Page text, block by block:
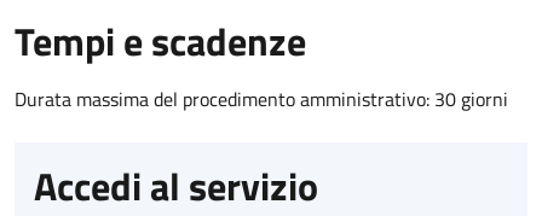
Tempi e scadenze
Durata massima del procedimento amministrativo: 30 giorni
Accedi al servizio